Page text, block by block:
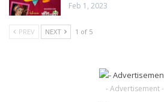
Feb 1, 2023
PREV NEXT 1 of 5
- Advertisement -